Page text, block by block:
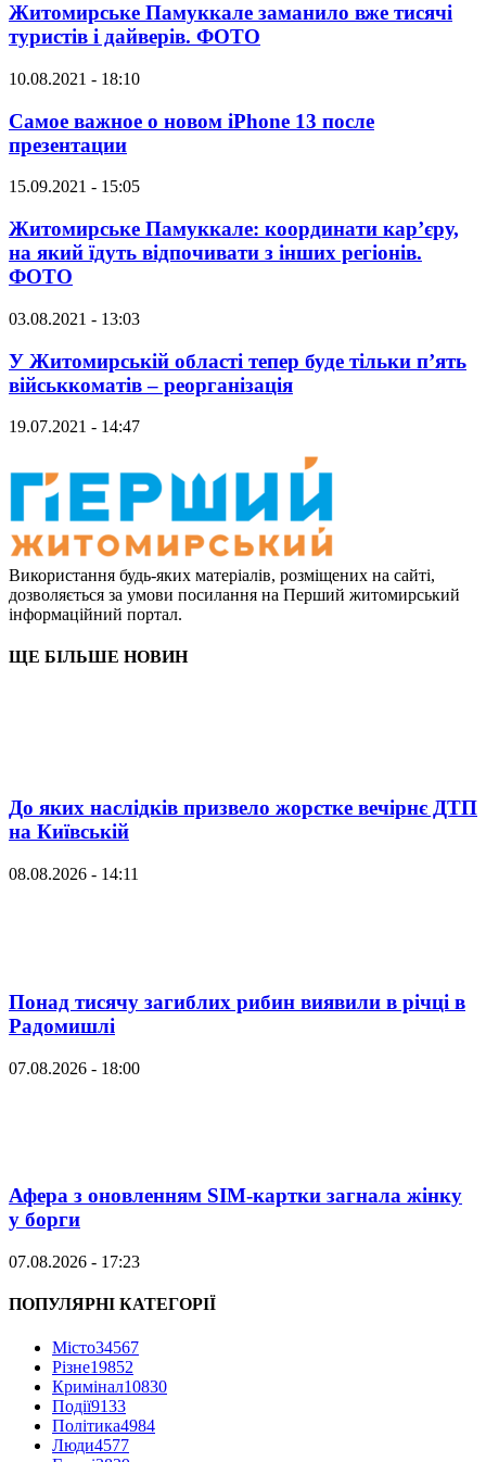
Житомирське Памуккале заманило вже тисячі
туристів і дайверів. ФОТО
10.08.2021 - 18:10
Самое важное о новом iPhone 13 после
презентации
15.09.2021 - 15:05
Житомирське Памуккале: координати кар’єру,
на який їдуть відпочивати з інших регіонів.
ФОТО
03.08.2021 - 13:03
У Житомирській області тепер буде тільки п’ять
військкоматів – реорганізація
19.07.2021 - 14:47
Використання будь-яких матеріалів, розміщених на сайті,
дозволяється за умови посилання на Перший житомирський
інформаційний портал.
ЩЕ БІЛЬШЕ НОВИН
До яких наслідків призвело жорстке вечірнє ДТП
на Київській
08.08.2026 - 14:11
Понад тисячу загиблих рибин виявили в річці в
Радомишлі
07.08.2026 - 18:00
Афера з оновленням SIM-картки загнала жінку
у борги
07.08.2026 - 17:23
ПОПУЛЯРНІ КАТЕГОРІЇ
Місто34567
Різне19852
Кримінал10830
Події9133
Політика4984
Люди4577